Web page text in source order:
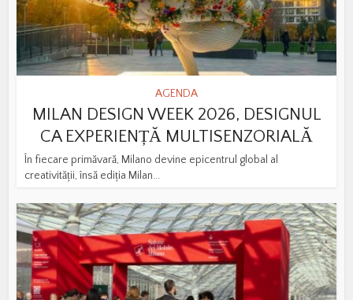
AGENDA
MILAN DESIGN WEEK 2026, DESIGNUL
CA EXPERIENȚĂ MULTISENZORIALĂ
În fiecare primăvară, Milano devine epicentrul global al
creativității, însă ediția Milan...